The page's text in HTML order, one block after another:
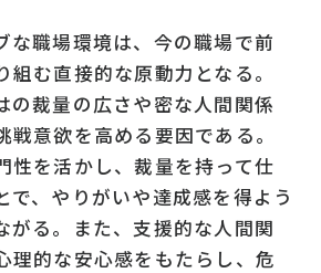
な職場環境は、今の職場で前
組む直接的な原動力となる。
の裁量の広さや密な人間関係
戦意欲を高める要因である。
性を活かし、裁量を持って仕
で、やりがいや達成感を得よう
がる。また、支援的な人間関
理的な安心感をもたらし、危